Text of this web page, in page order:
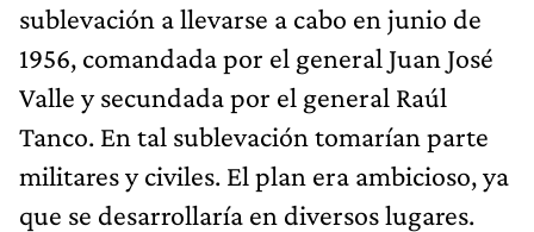
sublevación a llevarse a cabo en junio de
1956, comandada por el general Juan José
Valle y secundada por el general Raúl
Tanco. En tal sublevación tomarían parte
militares y civiles. El plan era ambicioso, ya
que se desarrollaría en diversos lugares.